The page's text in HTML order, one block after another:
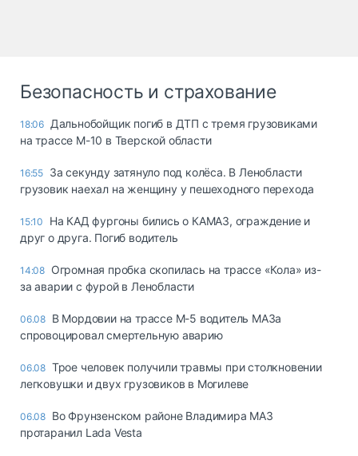
Безопасность и страхование
18:06 Дальнобойщик погиб в ДТП с тремя грузовиками
на трассе М-10 в Тверской области
16:55 За секунду затянуло под колёса. В Ленобласти
грузовик наехал на женщину у пешеходного перехода
15:10
На КАД фургоны бились о КАМАЗ, ограждение и
друг о друга. Погиб водитель
14:08 Огромная пробка скопилась на трассе «Кола» из-
за аварии с фурой в Ленобласти
06.08 В Мордовии на трассе М-5 водитель МАЗа
спровоцировал смертельную аварию
06.08 Трое человек получили травмы при столкновении
легковушки и двух грузовиков в Могилеве
06.08 Во Фрунзенском районе Владимира МАЗ
протаранил Lada Vesta